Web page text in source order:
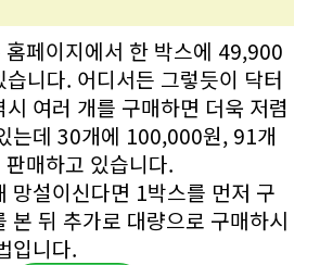
페이지에서 한 박스에 49,900
니다. 어디서든 그렇듯이 닥터
여러 개를 구매하면 더욱 저렴
는데 30개에 100,000원, 91개
매하고 있습니다.
망설이신다면 1박스를 먼저 구
본 뒤 추가로 대량으로 구매하시
입니다.